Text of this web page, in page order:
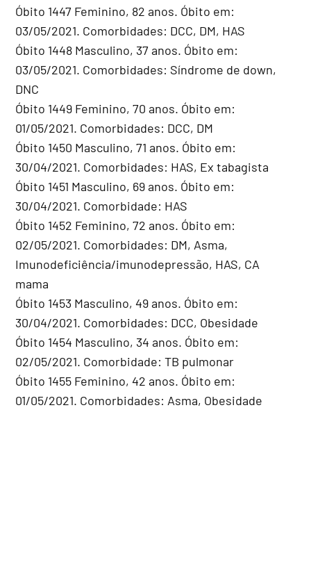
Óbito 1447 Feminino, 82 anos. Óbito em:
03/05/2021. Comorbidades: DCC, DM, HAS
Óbito 1448 Masculino, 37 anos. Óbito em:
03/05/2021. Comorbidades: Síndrome de down,
DNC
Óbito 1449 Feminino, 70 anos. Óbito em:
01/05/2021. Comorbidades: DCC, DM
Óbito 1450 Masculino, 71 anos. Óbito em:
30/04/2021. Comorbidades: HAS, Ex tabagista
Óbito 1451 Masculino, 69 anos. Óbito em:
30/04/2021. Comorbidade: HAS
Óbito 1452 Feminino, 72 anos. Óbito em:
02/05/2021. Comorbidades: DM, Asma,
Imunodeficiência/imunodepressão, HAS, CA
mama
Óbito 1453 Masculino, 49 anos. Óbito em:
30/04/2021. Comorbidades: DCC, Obesidade
Óbito 1454 Masculino, 34 anos. Óbito em:
02/05/2021. Comorbidade: TB pulmonar
Óbito 1455 Feminino, 42 anos. Óbito em:
01/05/2021. Comorbidades: Asma, Obesidade